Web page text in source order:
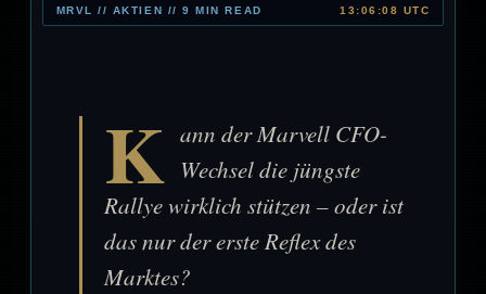
MRVL // AKTIEN // 9 MIN READ 13:06:08 UTC
K ann der Marvell CFO-
Wechsel die jüngste
Rallye wirklich stützen – oder ist
das nur der erste Reflex des
Marktes?